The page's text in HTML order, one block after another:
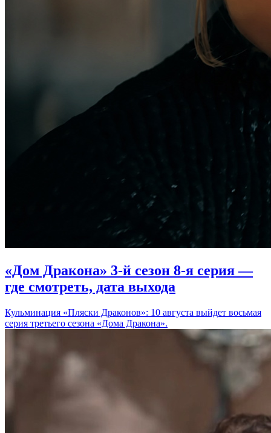
«Дом Дракона» 3-й сезон 8-я серия —
где смотреть, дата выхода
Кульминация «Пляски Драконов»: 10 августа выйдет восьмая
серия третьего сезона «Дома Дракона».